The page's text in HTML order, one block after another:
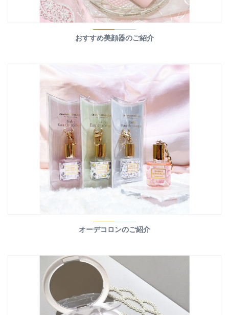
おすすめ美顔器のご紹介
オーデコロンのご紹介